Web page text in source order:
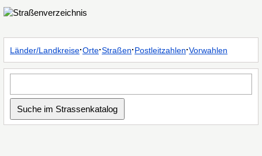
Länder/Landkreise·Orte·Straßen·Postleitzahlen·Vorwahlen